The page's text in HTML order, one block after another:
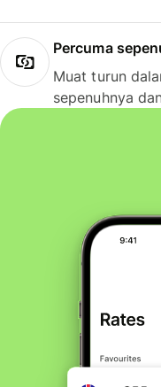
Percuma
Muat turun
sepenuhnya